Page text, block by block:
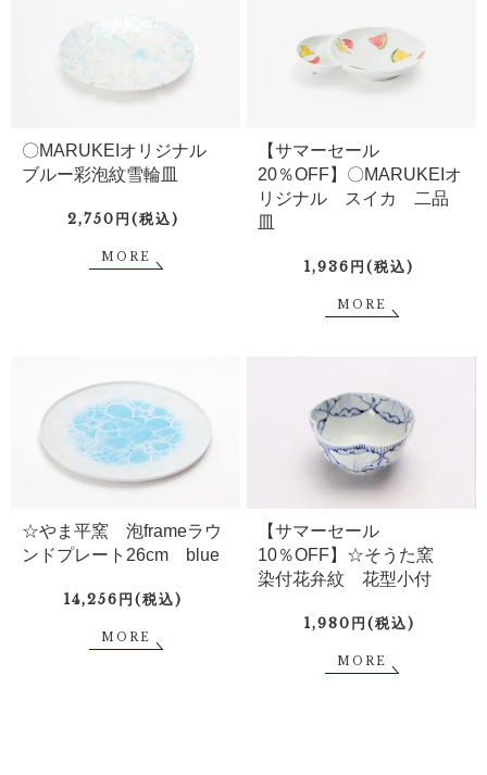
〇MARUKEIオリジナル
ブルー彩泡紋雪輪皿
2,750円(税込)
MORE
【サマーセール
20％OFF】〇MARUKEIオ
リジナル スイカ 二品
皿
1,936円(税込)
MORE
☆やま平窯 泡frameラウ
ンドプレート26cm blue
14,256円(税込)
MORE
【サマーセール
10％OFF】☆そうた窯
染付花弁紋 花型小付
1,980円(税込)
MORE